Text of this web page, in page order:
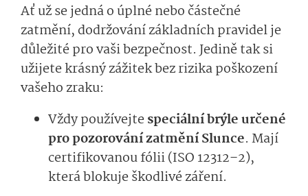
Ať už se jedná o úplné nebo částečné
zatmění, dodržování základních pravidel je
důležité pro vaši bezpečnost. Jedině tak si
užijete krásný zážitek bez rizika poškození
vašeho zraku:
Vždy používejtespeciální brýle určené
pro pozorování zatmění Slunce. Mají
certifikovanou fólii (ISO 12312–2),
která blokuje škodlivé záření.